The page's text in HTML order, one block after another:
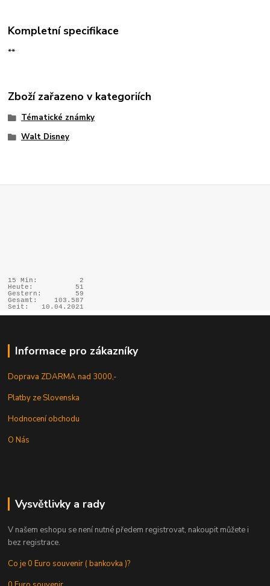
Kompletní specifikace
**
Zboží zařazeno v kategoriích
Tématické známky
Walt Disney
15 Min:
2
Heute:
51
Gestern:
59
Gesamt:
103.587
Seit:
10.04.2021
Informace pro zákazníky
Doprava ZDARMA nad 3000,-
Platby ze Slovenska
Hodnocení obchodu
O Nás
Vysvětlivky a rady
V našem eshopu se není nutné předem registrovat, nakoupit můžete i
bez registrace.
Co je 0 Euro souvenir ( bankovka )?